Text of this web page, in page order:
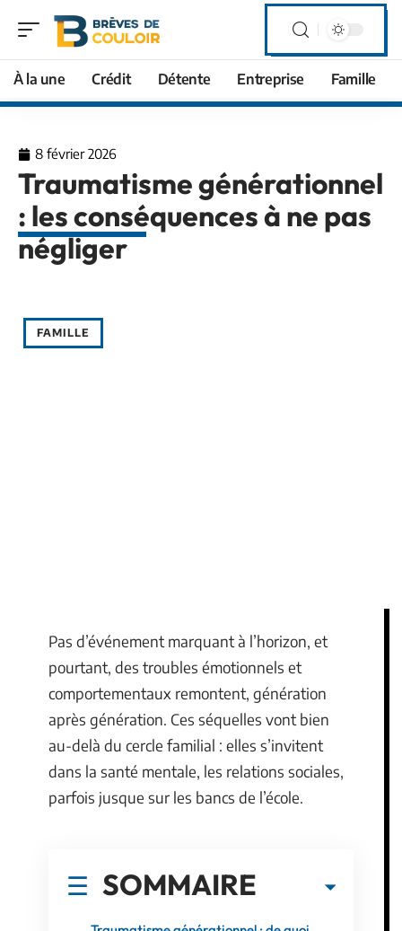
À la une Crédit Détente Entreprise Famille
8 février 2026
Traumatisme générationnel
: les conséquences à ne pas
négliger
FAMILLE
Pas d’événement marquant à l’horizon, et
pourtant, des troubles émotionnels et
comportementaux remontent, génération
après génération. Ces séquelles vont bien
au-delà du cercle familial : elles s’invitent
dans la santé mentale, les relations sociales,
parfois jusque sur les bancs de l’école.
SOMMAIRE